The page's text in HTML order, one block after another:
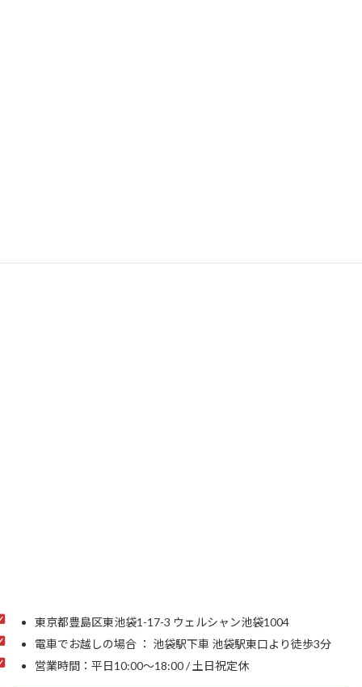
東京都豊島区東池袋1-17-3 ウェルシャン池袋1004
電車でお越しの場合 ： 池袋駅下車 池袋駅東口より徒歩3分
営業時間：平日10:00～18:00 / 土日祝定休